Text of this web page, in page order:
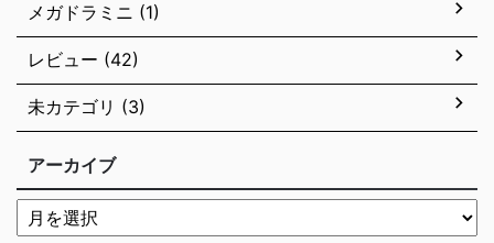
メガドラミニ (1)
レビュー (42)
未カテゴリ (3)
アーカイブ